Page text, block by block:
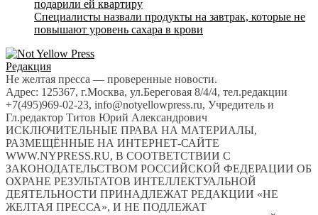
подарили ей квартиру
Специалисты назвали продукты на завтрак, которые не
повышают уровень сахара в крови
Редакция
Не желтая пресса — проверенные новости.
Адрес: 125367, г.Москва, ул.Береговая 8/4/4, тел.редакции
+7(495)969-02-23, info@notyellowpress.ru, Учредитель и
Гл.редактор Титов Юрий Александрович
ИСКЛЮЧИТЕЛЬНЫЕ ПРАВА НА МАТЕРИАЛЫ,
РАЗМЕЩЁННЫЕ НА ИНТЕРНЕТ-САЙТЕ
WWW.NYPRESS.RU, В СООТВЕТСТВИИ С
ЗАКОНОДАТЕЛЬСТВОМ РОССИЙСКОЙ ФЕДЕРАЦИИ ОБ
ОХРАНЕ РЕЗУЛЬТАТОВ ИНТЕЛЛЕКТУАЛЬНОЙ
ДЕЯТЕЛЬНОСТИ ПРИНАДЛЕЖАТ РЕДАКЦИИ «НЕ
ЖЕЛТАЯ ПРЕССА», И НЕ ПОДЛЕЖАТ